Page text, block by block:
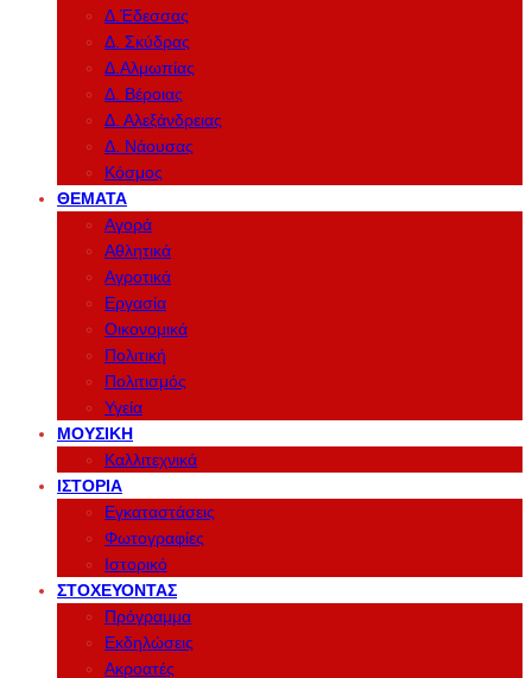
Δ.Έδεσσας
Δ. Σκύδρας
Δ.Αλμωπίας
Δ. Βέροιας
Δ. Αλεξάνδρειας
Δ. Νάουσας
Κόσμος
ΘΈΜΑΤΑ
Αγορά
Αθλητικά
Αγροτικά
Εργασία
Οικονομικά
Πολιτική
Πολιτισμός
Υγεία
ΜΟΥΣΙΚΉ
Καλλιτεχνικά
ΙΣΤΟΡΊΑ
Εγκαταστάσεις
Φωτογραφίες
Ιστορικό
ΣΤΟΧΕΎΟΝΤΑΣ
Πρόγραμμα
Εκδηλώσεις
Ακροατές